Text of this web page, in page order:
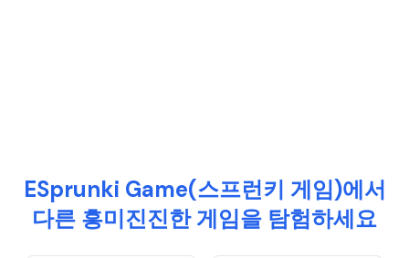
ESprunki Game(스프런키 게임)에서
다른 흥미진진한 게임을 탐험하세요